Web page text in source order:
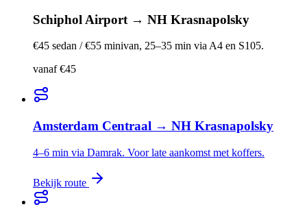
Schiphol Airport → NH Krasnapolsky
€45 sedan / €55 minivan, 25–35 min via A4 en S105.
vanaf €45
Amsterdam Centraal → NH Krasnapolsky
4–6 min via Damrak. Voor late aankomst met koffers.
Bekijk route